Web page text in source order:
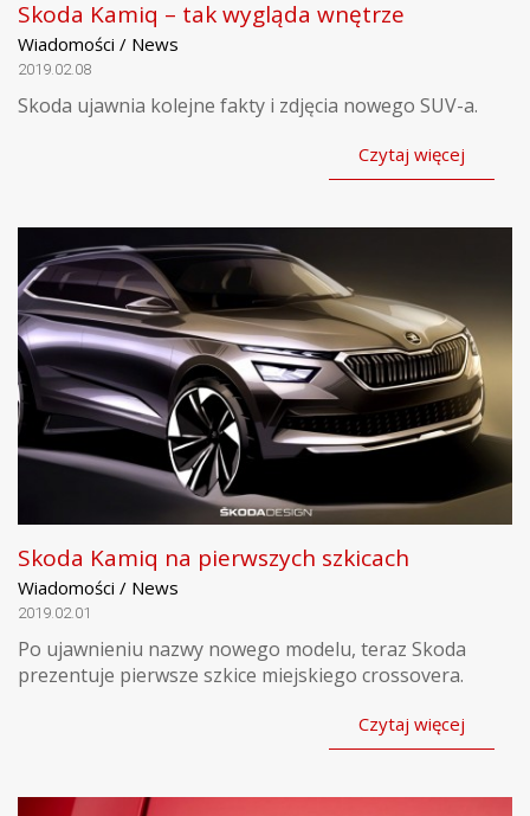
Skoda Kamiq – tak wygląda wnętrze
Wiadomości / News
2019.02.08
Skoda ujawnia kolejne fakty i zdjęcia nowego SUV-a.
Czytaj więcej
Skoda Kamiq na pierwszych szkicach
Wiadomości / News
2019.02.01
Po ujawnieniu nazwy nowego modelu, teraz Skoda
prezentuje pierwsze szkice miejskiego crossovera.
Czytaj więcej